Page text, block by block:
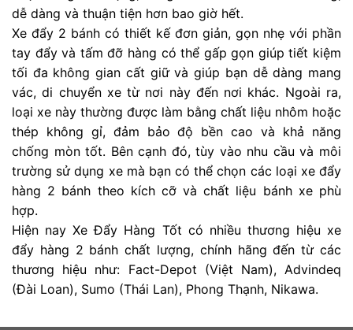
dễ dàng và thuận tiện hơn bao giờ hết.
Xe đẩy 2 bánh có thiết kế đơn giản, gọn nhẹ với phần
tay đẩy và tấm đỡ hàng có thể gấp gọn giúp tiết kiệm
tối đa không gian cất giữ và giúp bạn dễ dàng mang
vác, di chuyển xe từ nơi này đến nơi khác. Ngoài ra,
loại xe này thường được làm bằng chất liệu nhôm hoặc
thép không gỉ, đảm bảo độ bền cao và khả năng
chống mòn tốt. Bên cạnh đó, tùy vào nhu cầu và môi
trường sử dụng xe mà bạn có thể chọn các loại xe đẩy
hàng 2 bánh theo kích cỡ và chất liệu bánh xe phù
hợp.
Hiện nay Xe Đẩy Hàng Tốt có nhiều thương hiệu xe
đẩy hàng 2 bánh chất lượng, chính hãng đến từ các
thương hiệu như: Fact-Depot (Việt Nam), Advindeq
(Đài Loan), Sumo (Thái Lan), Phong Thạnh, Nikawa.